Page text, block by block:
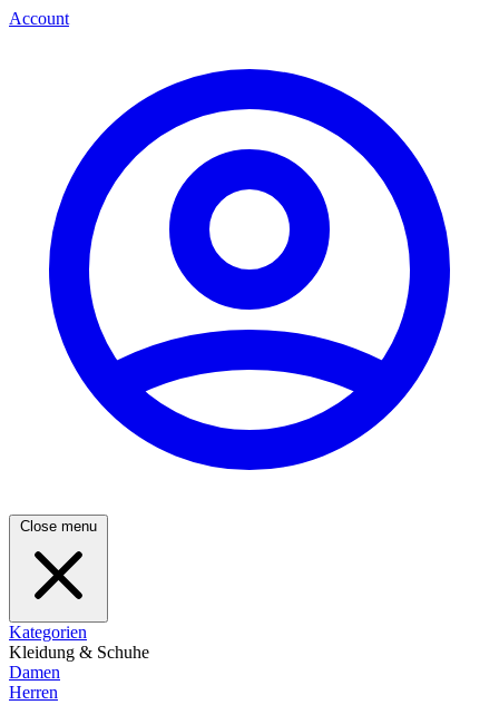
Account
Close menu
Kategorien
Kleidung & Schuhe
Damen
Herren